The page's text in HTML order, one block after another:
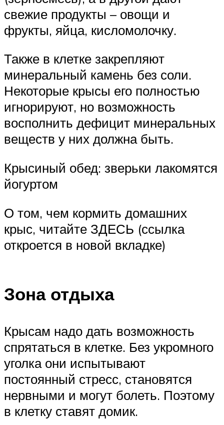
свежие продукты – овощи и
фрукты, яйца, кисломолочку.
Также в клетке закрепляют
минеральный камень без соли.
Некоторые крысы его полностью
игнорируют, но возможность
восполнить дефицит минеральных
веществ у них должна быть.
Крысиный обед: зверьки лакомятся
йогуртом
О том, чем кормить домашних
крыс, читайте ЗДЕСЬ (ссылка
откроется в новой вкладке)
Зона отдыха
Крысам надо дать возможность
спрятаться в клетке. Без укромного
уголка они испытывают
постоянный стресс, становятся
нервными и могут болеть. Поэтому
в клетку ставят домик.